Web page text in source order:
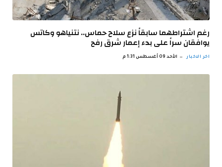
رغم اشتراطهما سابقاً نزع سلاح حماس.. نتنياهو وكاتس
يوافقان سراً على بدء إعمار شرق رفح
اخر الاخبار الأحد 09 أغسطس 1:31 م